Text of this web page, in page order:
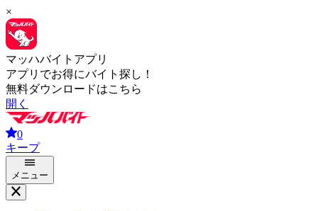
×
マッハバイトアプリ
アプリでお得にバイト探し！
無料ダウンロードはこちら
開く
0
キープ
メニュー